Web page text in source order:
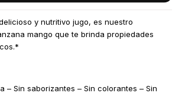
y nutritivo jugo, es nuestro
mango que te brinda propiedades
– Sin saborizantes – Sin colorantes – Sin